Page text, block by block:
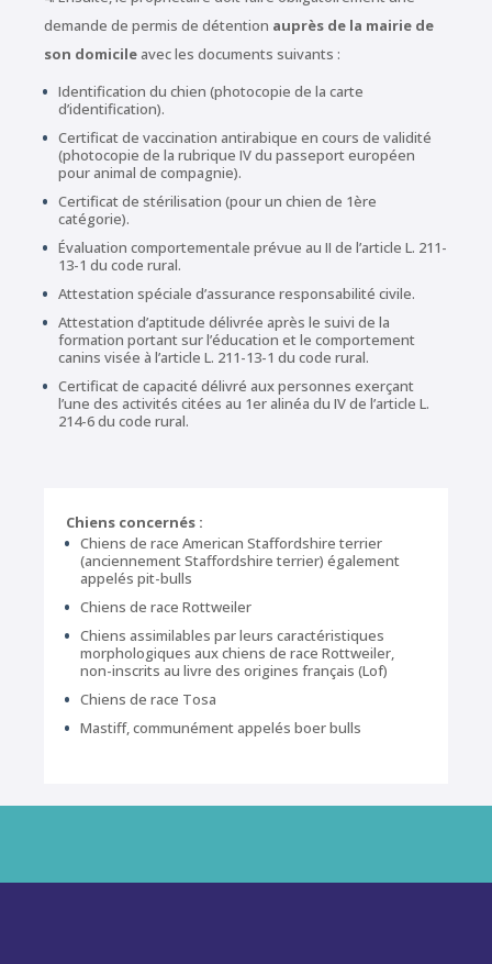
demande de permis de détention auprès de la mairie de
son domicile avec les documents suivants :
Identification du chien (photocopie de la carte
d’identification).
Certificat de vaccination antirabique en cours de validité
(photocopie de la rubrique IV du passeport européen
pour animal de compagnie).
Certificat de stérilisation (pour un chien de 1ère
catégorie).
Évaluation comportementale prévue au II de l’article L. 211-
13-1 du code rural.
Attestation spéciale d’assurance responsabilité civile.
Attestation d’aptitude délivrée après le suivi de la
formation portant sur l’éducation et le comportement
canins visée à l’article L. 211-13-1 du code rural.
Certificat de capacité délivré aux personnes exerçant
l’une des activités citées au 1er alinéa du IV de l’article L.
214-6 du code rural.
Chiens concernés :
Chiens de race American Staffordshire terrier
(anciennement Staffordshire terrier) également
appelés pit-bulls
Chiens de race Rottweiler
Chiens assimilables par leurs caractéristiques
morphologiques aux chiens de race Rottweiler,
non-inscrits au livre des origines français (Lof)
Chiens de race Tosa
Mastiff, communément appelés boer bulls